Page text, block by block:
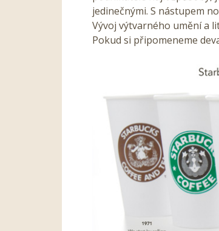
jedinečnými. S nástupem
Vývoj výtvarného umění a
Pokud si připomeneme